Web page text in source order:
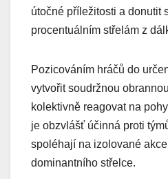
útočné příležitosti a donutit
procentuálním střelám z
Pozicováním hráčů do
vytvořit soudržnou
kolektivně reagovat na
je obzvlášť účinná proti
spoléhají na izolované
dominantního střelce.